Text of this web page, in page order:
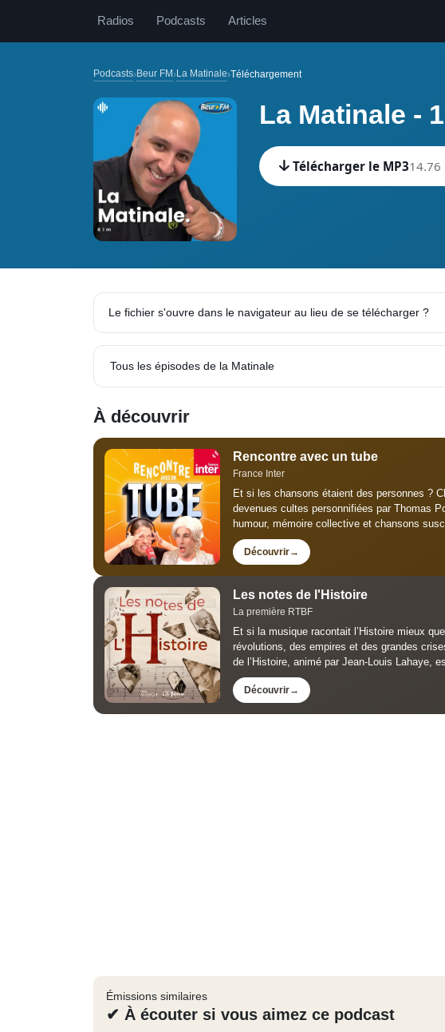
Radios Podcasts Articles
Podcasts Beur FM La Matinale Téléchargement
La Matinale -
Télécharger le MP314.76
Le fichier s'ouvre dans le navigateur au lieu de se télécharger ?
Tous les épisodes de la Matinale
À découvrir
Rencontre avec un tube
France Inter
Et si les chansons étaient des personnes ?
devenues cultes personnifiées par Thomas
humour, mémoire collective et chansons
Découvrir
Les notes de l'Histoire
La première RTBF
Et si la musique racontait l’Histoire mieux
révolutions, des empires et des grandes crises à
de l’Histoire, animé par Jean-Louis Lahaye,
Découvrir
Émissions similaires
✔ À écouter si vous aimez ce podcast